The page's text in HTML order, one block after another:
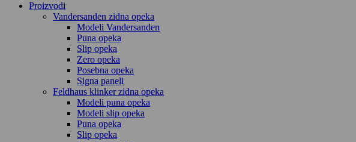
Proizvodi
Vandersanden zidna opeka
Modeli Vandersanden
Puna opeka
Slip opeka
Zero opeka
Posebna opeka
Signa paneli
Feldhaus klinker zidna opeka
Modeli puna opeka
Modeli slip opeka
Puna opeka
Slip opeka